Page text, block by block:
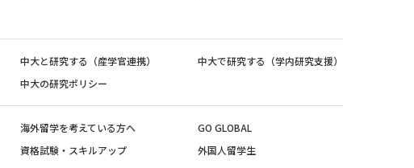
中大と研究する（産学官連携）
中大で研究する（学内研究支援）
中大の研究ポリシー
海外留学を考えている方へ
GO GLOBAL
資格試験・スキルアップ 外国人留学生